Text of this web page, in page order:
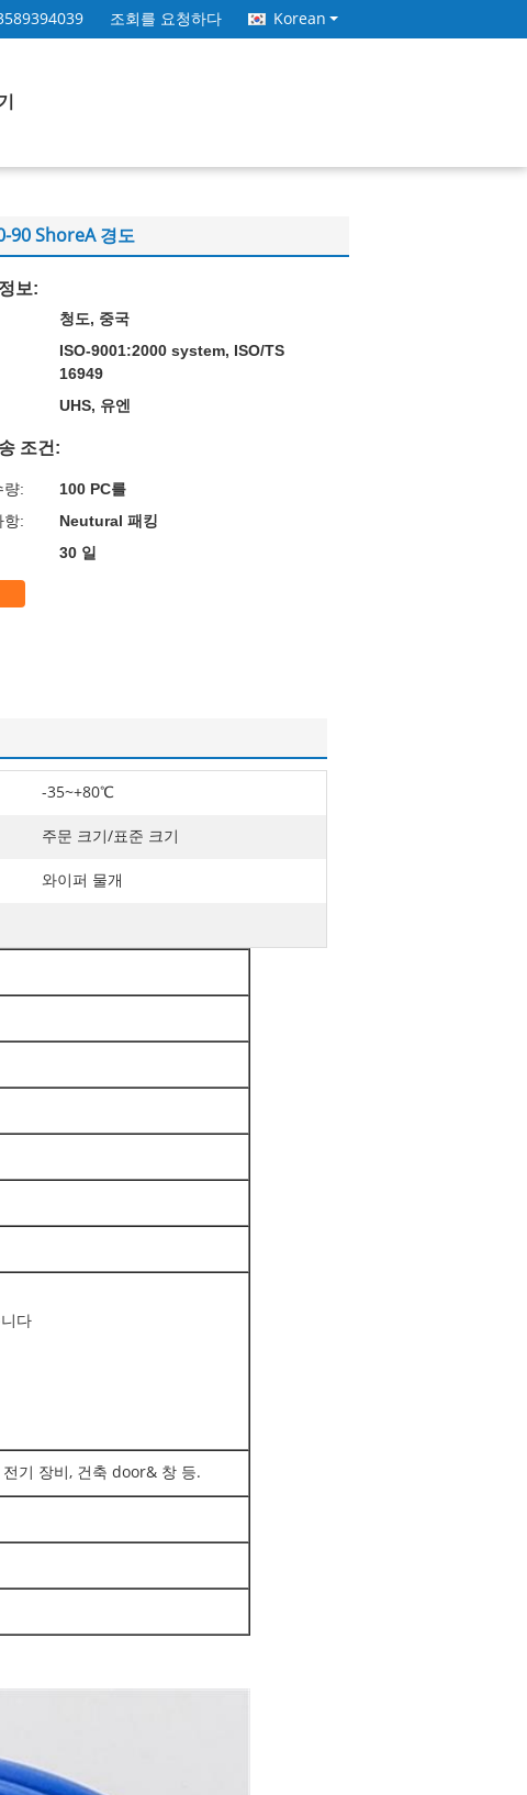
조회를 요청하다 Korean
90 ShoreA 경도
보:
청도, 중국
ISO-9001:2000 system, ISO/TS
16949
UHS, 유엔
조건:
량:
100 PC를
항:
Neutural 패킹
30 일
-35~+80℃
주문 크기/표준 크기
와이퍼 물개
다
기 장비, 건축 door& 창 등.